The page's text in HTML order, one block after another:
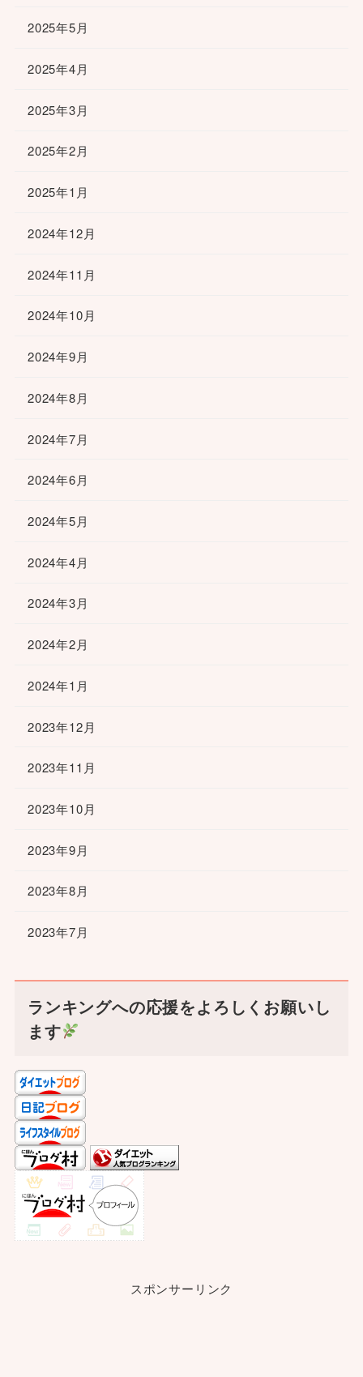
2025年5月
2025年4月
2025年3月
2025年2月
2025年1月
2024年12月
2024年11月
2024年10月
2024年9月
2024年8月
2024年7月
2024年6月
2024年5月
2024年4月
2024年3月
2024年2月
2024年1月
2023年12月
2023年11月
2023年10月
2023年9月
2023年8月
2023年7月
ランキングへの応援をよろしくお願いし
ます
スポンサーリンク